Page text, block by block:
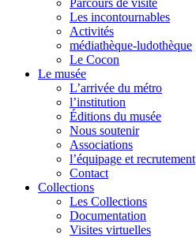
Parcours de visite
Les incontournables
Activités
médiathèque-ludothèque
Le Cocon
Le musée
L’arrivée du métro
l’institution
Éditions du musée
Nous soutenir
Associations
l’équipage et recrutement
Contact
Collections
Les Collections
Documentation
Visites virtuelles